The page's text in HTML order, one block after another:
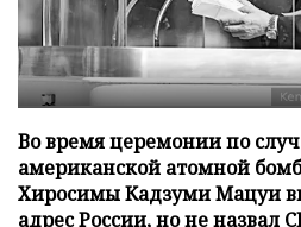
Во время церемонии по
американской атомной
Хиросимы Кадзуми Мацуи
адрес России, но не назвал